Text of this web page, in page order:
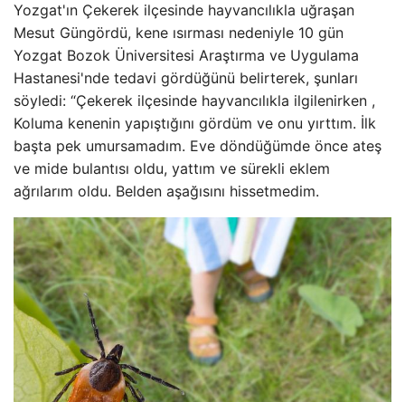
Yozgat'ın Çekerek ilçesinde hayvancılıkla uğraşan
Mesut Güngördü, kene ısırması nedeniyle 10 gün
Yozgat Bozok Üniversitesi Araştırma ve Uygulama
Hastanesi'nde tedavi gördüğünü belirterek, şunları
söyledi: “Çekerek ilçesinde hayvancılıkla ilgilenirken ,
Koluma kenenin yapıştığını gördüm ve onu yırttım. İlk
başta pek umursamadım. Eve döndüğümde önce ateş
ve mide bulantısı oldu, yattım ve sürekli eklem
ağrılarım oldu. Belden aşağısını hissetmedim.